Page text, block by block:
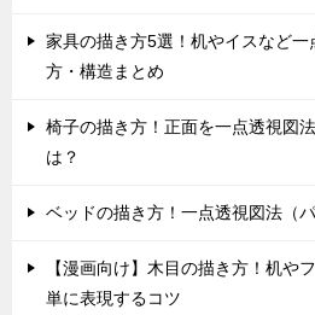
家具の描き方5選！机やイスなど一
方・構造まとめ
椅子の描き方！正面を一点透視図
は？
ベッドの描き方！一点透視図法（
【漫画向け】木目の描き方！机や
単に表現するコツ